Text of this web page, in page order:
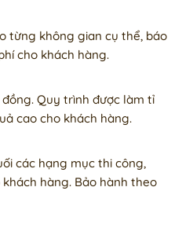
từng không gian cụ thể, báo
cho khách hàng.
Quy trình được làm tỉ
cao cho khách hàng.
các hạng mục thi công,
hàng. Bảo hành theo